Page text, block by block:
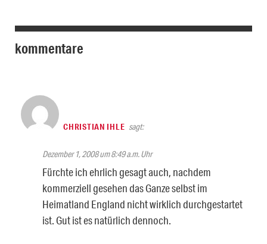
kommentare
CHRISTIAN IHLE sagt:
Dezember 1, 2008 um 8:49 a.m. Uhr
Fürchte ich ehrlich gesagt auch, nachdem
kommerziell gesehen das Ganze selbst im
Heimatland England nicht wirklich durchgestartet
ist. Gut ist es natürlich dennoch.